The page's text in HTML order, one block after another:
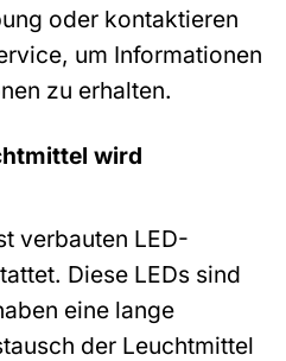
oder kontaktieren
um Informationen
zu erhalten.
wird
verbauten LED-
Diese LEDs sind
eine lange
der Leuchtmittel